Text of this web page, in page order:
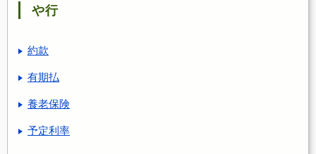
や行
約款
有期払
養老保険
予定利率